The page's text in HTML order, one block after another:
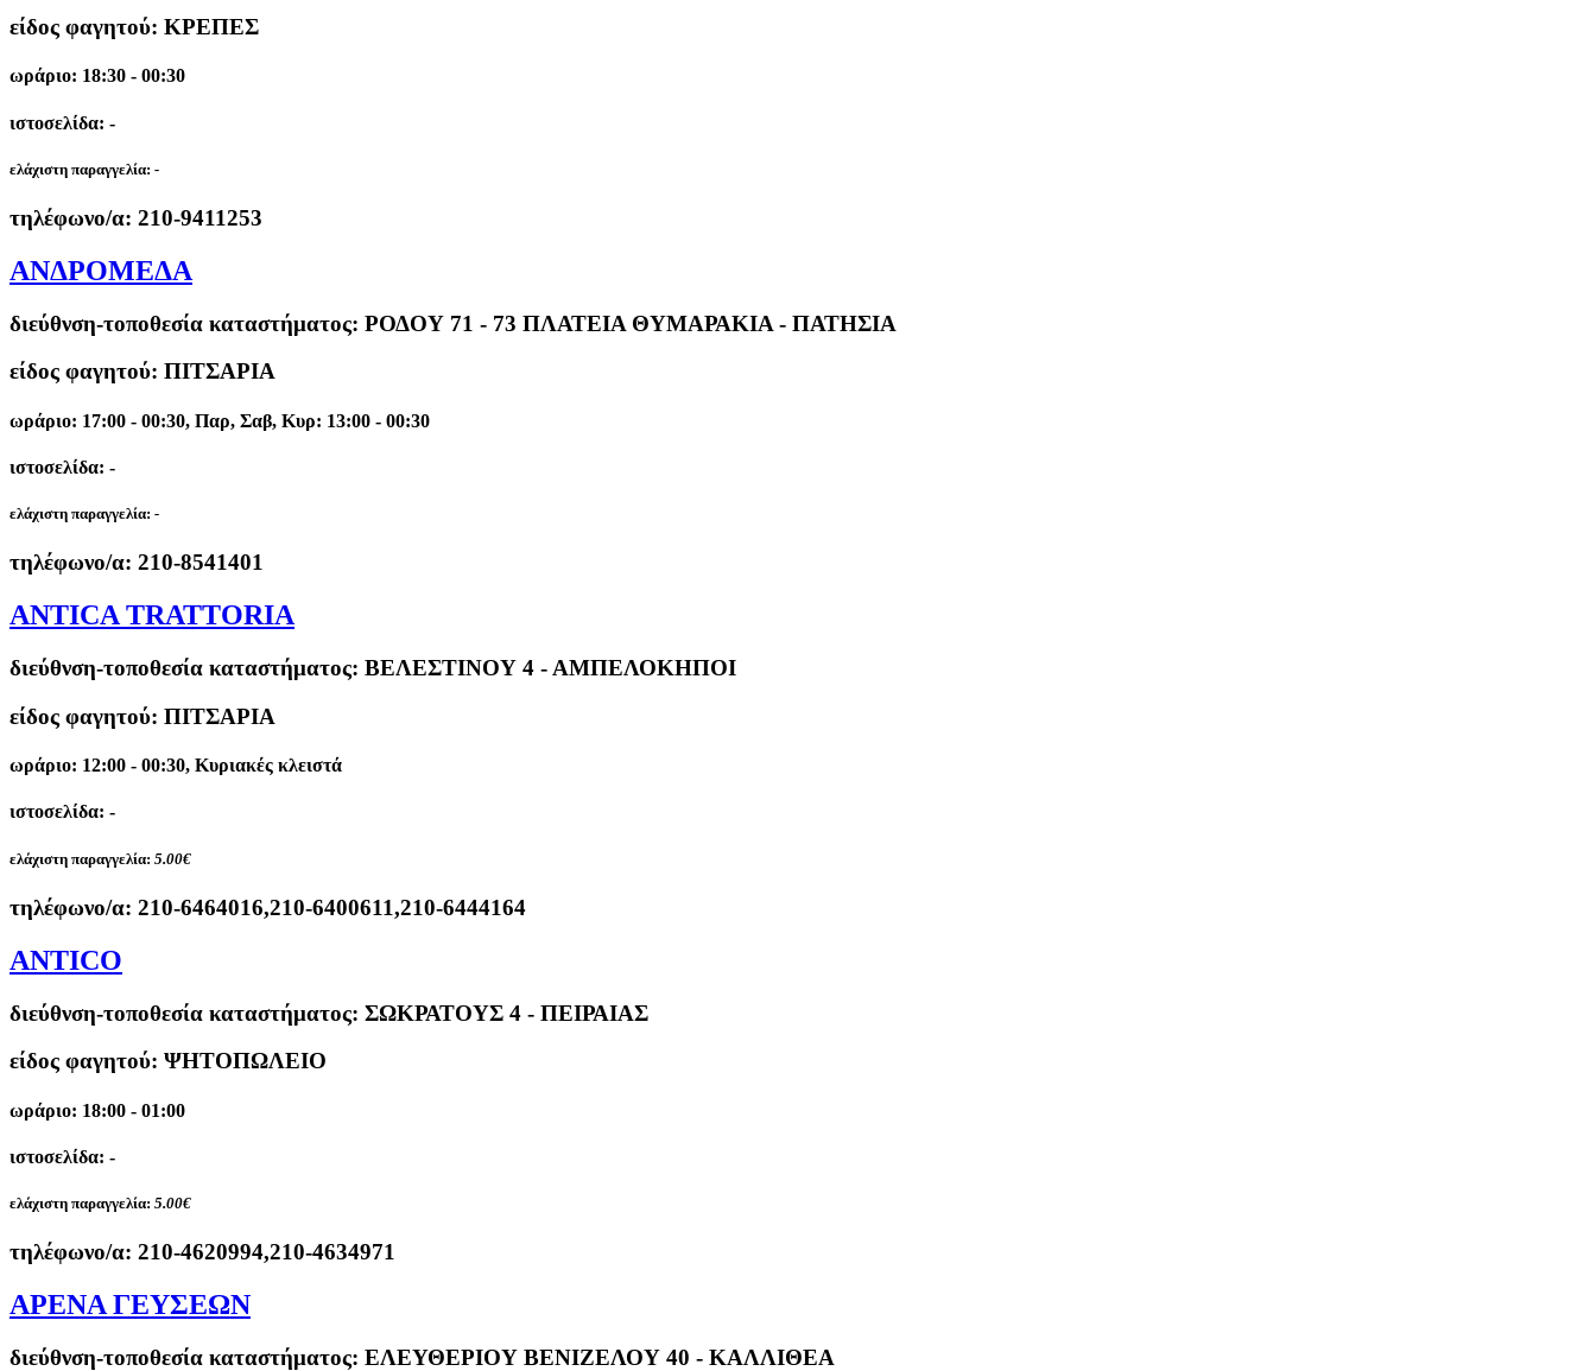
είδος φαγητού: ΚΡΕΠΕΣ
ωράριο: 18:30 - 00:30
ιστοσελίδα: -
ελάχιστη παραγγελία: -
τηλέφωνο/α: 210-9411253
ΑΝΔΡΟΜΕΔΑ
διεύθνση-τοποθεσία καταστήματος: ΡΟΔΟΥ 71 - 73 ΠΛΑΤΕΙΑ ΘΥΜΑΡΑΚΙΑ - ΠΑΤΗΣΙΑ
είδος φαγητού: ΠΙΤΣΑΡΙΑ
ωράριο: 17:00 - 00:30, Παρ, Σαβ, Κυρ: 13:00 - 00:30
ιστοσελίδα: -
ελάχιστη παραγγελία: -
τηλέφωνο/α: 210-8541401
ANTICA TRATTORIA
διεύθνση-τοποθεσία καταστήματος: ΒΕΛΕΣΤΙΝΟΥ 4 - ΑΜΠΕΛΟΚΗΠΟΙ
είδος φαγητού: ΠΙΤΣΑΡΙΑ
ωράριο: 12:00 - 00:30, Κυριακές κλειστά
ιστοσελίδα: -
ελάχιστη παραγγελία: 5.00€
τηλέφωνο/α: 210-6464016,210-6400611,210-6444164
ANTICO
διεύθνση-τοποθεσία καταστήματος: ΣΩΚΡΑΤΟΥΣ 4 - ΠΕΙΡΑΙΑΣ
είδος φαγητού: ΨΗΤΟΠΩΛΕΙΟ
ωράριο: 18:00 - 01:00
ιστοσελίδα: -
ελάχιστη παραγγελία: 5.00€
τηλέφωνο/α: 210-4620994,210-4634971
ΑΡΕΝΑ ΓΕΥΣΕΩΝ
διεύθνση-τοποθεσία καταστήματος: ΕΛΕΥΘΕΡΙΟΥ ΒΕΝΙΖΕΛΟΥ 40 - ΚΑΛΛΙΘΕΑ